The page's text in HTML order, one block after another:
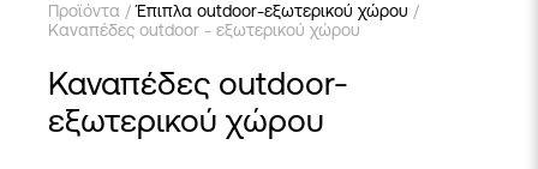
Προϊόντα /Έπιπλα outdoor-εξωτερικού χώρου /
Καναπέδες outdoor - εξωτερικού χώρου
Καναπέδες outdoor-
εξωτερικού χώρου